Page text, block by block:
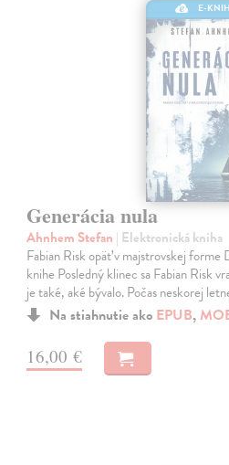
E-
Generácia nula
Ahnhem Stefan | Elektronická kniha
Fabian Risk opäť v majstrovskej forme
knihe Posledný klinec sa Fabian Risk
je také, aké bývalo. Počas neskorej
Na stiahnutie ako EPUB,
16,00 €